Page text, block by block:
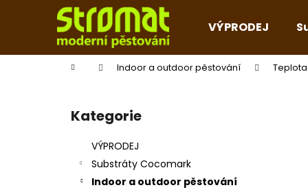
VÝPRODEJ
Domů Indoor a outdoor pěstování
Přeskočit
kategorie
Kategorie
VÝPRODEJ
Substráty Cocomark
Indoor a outdoor pěstování
í
Zpět
do
Zpět
do